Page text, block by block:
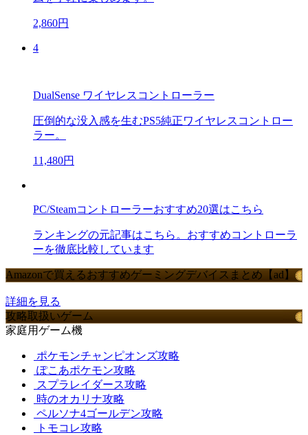
2,860円
4
DualSense ワイヤレスコントローラー
圧倒的な没入感を生むPS5純正ワイヤレスコントロー
ラー。
11,480円
PC/Steamコントローラーおすすめ20選はこちら
ランキングの元記事はこちら。おすすめコントローラ
ーを徹底比較しています
Amazonで買えるおすすめゲーミングデバイスまとめ【ad】
詳細を見る
攻略取扱いゲーム
家庭用ゲーム機
ポケモンチャンピオンズ攻略
ぽこあポケモン攻略
スプラレイダース攻略
時のオカリナ攻略
ペルソナ4ゴールデン攻略
トモコレ攻略